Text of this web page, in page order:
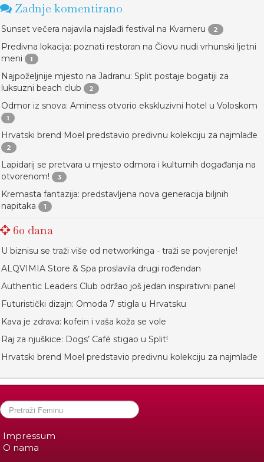
Zadnje komentirano
Sunset večera najavila najslađi festival na Kvarneru 2
Predivna lokacija: poznati restoran na Čiovu nudi vrhunski ljetni
meni
1
Najpoželjnije mjesto na Jadranu: Split postaje bogatiji za
luksuzni beach club
2
Odmor iz snova: Aminess otvorio ekskluzivni hotel u Voloskom
1
Hrvatski brend Moel predstavio predivnu kolekciju za najmlađe
2
Lapidarij se pretvara u mjesto odmora i kulturnih događanja na
otvorenom!
3
Kremasta fantazija: predstavljena nova generacija biljnih
napitaka
1
60 dana
U biznisu se traži više od networkinga - traži se povjerenje!
ALQVIMIA Store & Spa proslavila drugi rođendan
Authentic Leaders Club održao još jedan inspirativni panel
Futuristički dizajn: Omoda 7 stigla u Hrvatsku
Kava je zdrava: kofein i vaša koža se vole
Raj za njuškice: Dogs’ Café stigao u Split!
Hrvatski brend Moel predstavio predivnu kolekciju za najmlađe
Impressum
O nama